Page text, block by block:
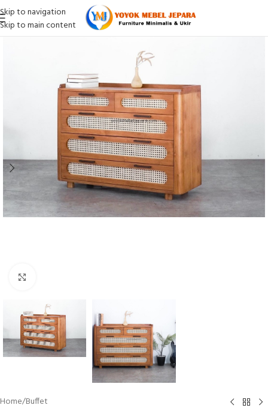
Skip to navigation
Skip to main content
Home/Buffet